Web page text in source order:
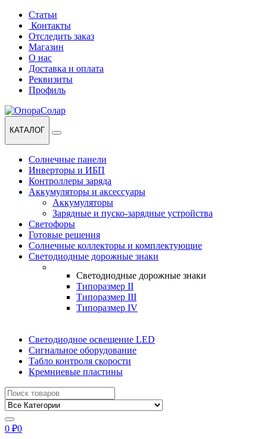
Перейти
навигации
Перейти
содержанию
Статьи
Контакты
Отследить заказ
Магазин
О нас
Доставка и оплата
Реквизиты
Профиль
КАТАЛОГ
Солнечные панели
Инверторы и ИБП
Контроллеры заряда
Аккумуляторы и аксессуары
Аккумуляторы
Зарядные и пуско-зарядные устройства
Светофоры
Готовые решения
Солнечные коллекторы и комплектующие
Светодиодные дорожные знаки
Светодиодные дорожные знаки
Типоразмер II
Типоразмер III
Типоразмер IV
Светодиодное освещение LED
Сигнальное оборудование
Табло контроля скорости
Кремниевые пластины
Найти:
0 ₽0